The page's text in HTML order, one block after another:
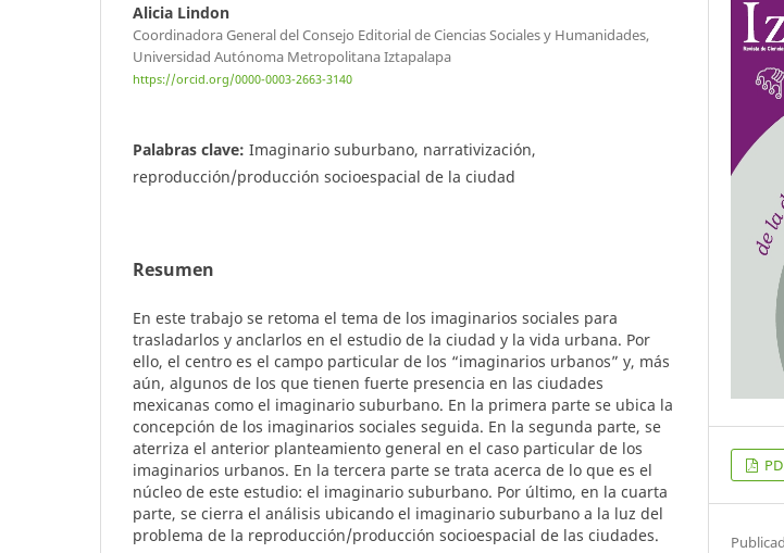
Alicia Lindon
Coordinadora General del Consejo Editorial de Ciencias Sociales y Humanidades,
Universidad Autónoma Metropolitana Iztapalapa
https://orcid.org/0000-0003-2663-3140
Palabras clave: Imaginario suburbano, narrativización,
reproducción/producción socioespacial de la ciudad
Resumen
En este trabajo se retoma el tema de los imaginarios sociales para
trasladarlos y anclarlos en el estudio de la ciudad y la vida urbana. Por
ello, el centro es el campo particular de los “imaginarios urbanos” y, más
aún, algunos de los que tienen fuerte presencia en las ciudades
mexicanas como el imaginario suburbano. En la primera parte se ubica la
concepción de los imaginarios sociales seguida. En la segunda parte, se
aterriza el anterior planteamiento general en el caso particular de los
imaginarios urbanos. En la tercera parte se trata acerca de lo que es el
núcleo de este estudio: el imaginario suburbano. Por último, en la cuarta
parte, se cierra el análisis ubicando el imaginario suburbano a la luz del
problema de la reproducción/producción socioespacial de las ciudades.